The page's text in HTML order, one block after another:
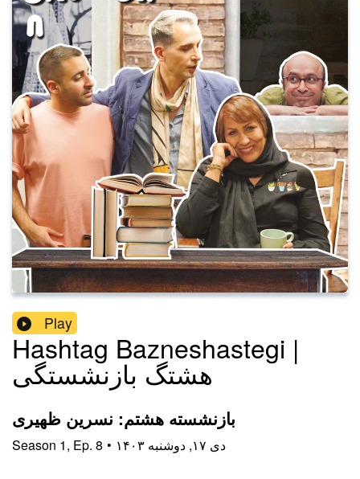
Play
Hashtag Bazneshastegi |
هشتگ بازنشستگی
بازنشسته هشتم: نسرین ظهیری
Season 1, Ep. 8 • ۱۴۰۳ دی ۱۷, دوشنبه